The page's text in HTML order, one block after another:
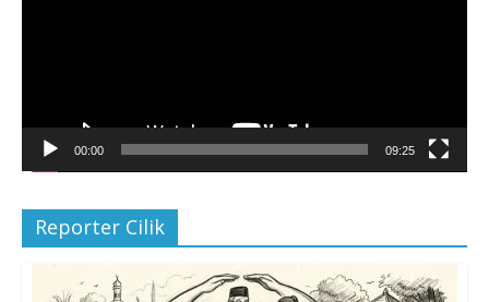
00:00 09:25
Reporter Cilik